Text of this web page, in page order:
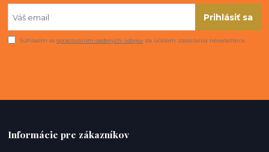
Prihlásiť sa
Súhlasím sospracovaním osobných údajov za účelom zasielania newslettera.
Informácie pre zákazníkov